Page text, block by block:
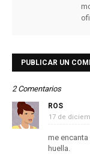
PUBLICAR UN
2 Comentarios
ROS
17 de
me
huella.